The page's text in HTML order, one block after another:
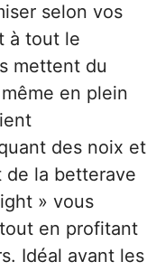
selon vos
à tout le
mettent du
en plein
des noix et
de la betterave
» vous
en profitant
Idéal avant les